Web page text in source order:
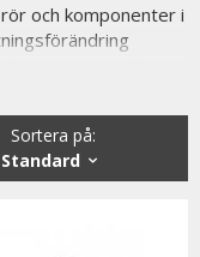
och komponenter i
och
och flexibilitet.
silikon som
och långvarig
Sortera på:
Standard